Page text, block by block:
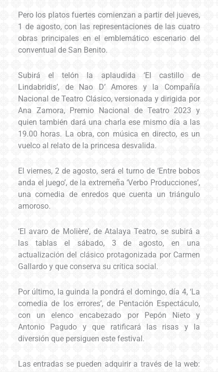
Pero los platos fuertes comienzan a partir del jueves,
1 de agosto, con las representaciones de las cuatro
obras principales en el emblemático escenario del
conventual de San Benito.
Subirá el telón la aplaudida ‘El castillo de
Lindabridis’, de Nao D’ Amores y la Compañía
Nacional de Teatro Clásico, versionada y dirigida por
Ana Zamora, Premio Nacional de Teatro 2023 y
quien también dará una charla ese mismo día a las
19.00 horas. La obra, con música en directo, es un
vuelco al relato de la princesa desvalida.
El viernes, 2 de agosto, será el turno de ‘Entre bobos
anda el juego’, de la extremeña ‘Verbo Producciones’,
una comedia de enredos que cuenta un triángulo
amoroso.
‘El avaro de Molière’, de Atalaya Teatro, se subirá a
las tablas el sábado, 3 de agosto, en una
actualización del clásico protagonizada por Carmen
Gallardo y que conserva su crítica social.
Por último, la guinda la pondrá el domingo, día 4, ‘La
comedia de los errores’, de Pentación Espectáculo,
con un elenco encabezado por Pepón Nieto y
Antonio Pagudo y que ratificará las risas y la
diversión que persiguen este festival.
Las entradas se pueden adquirir a través de la web: